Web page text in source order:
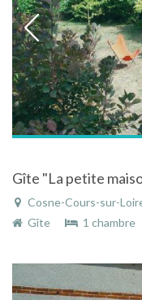
Cosne-Cours-sur-Loire (21
Gîte
1 chambre